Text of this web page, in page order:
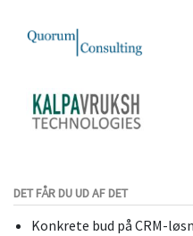
DET FÅR DU UD AF DET
Konkrete bud på CRM-